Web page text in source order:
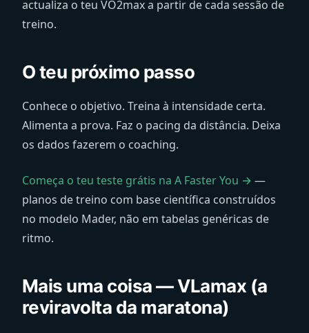
actualiza o teu VO2max a partir de cada sessão de
treino.
O teu próximo passo
Conhece o objetivo. Treina à intensidade certa.
Alimenta a prova. Faz o pacing da distância. Deixa
os dados fazerem o coaching.
Começa o teu teste grátis na A Faster You → —
planos de treino com base científica construídos
no modelo Mader, não em tabelas genéricas de
ritmo.
Mais uma coisa — VLamax (a
reviravolta da maratona)